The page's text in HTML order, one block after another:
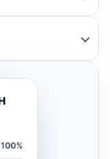
100%